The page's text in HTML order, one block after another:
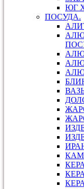
ЮГ
ПОСУДА.